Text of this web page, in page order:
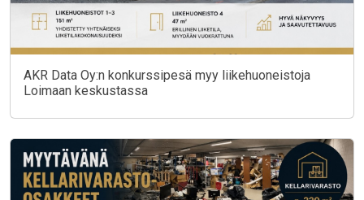
AKR Data Oy:n konkurssipesä myy liikehuoneistoja
Loimaan keskustassa